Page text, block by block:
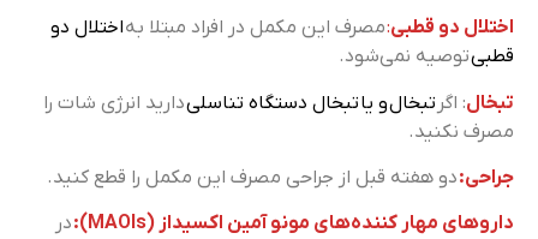
اختلال دو قطبی:مصرف این مکمل در افراد مبتلا بهاختلال دو
قطبیتوصیه نمی‌شود.
تبخال: اگر تبخال و یا تبخال دستگاه تناسلیدارید انرژی شات را
مصرف نکنید.
جراحی:دو هفته قبل از جراحی مصرف این مکمل را قطع کنید.
داروهای مهار کننده‌های مونو آمین اکسیداز (MAOIs):
در